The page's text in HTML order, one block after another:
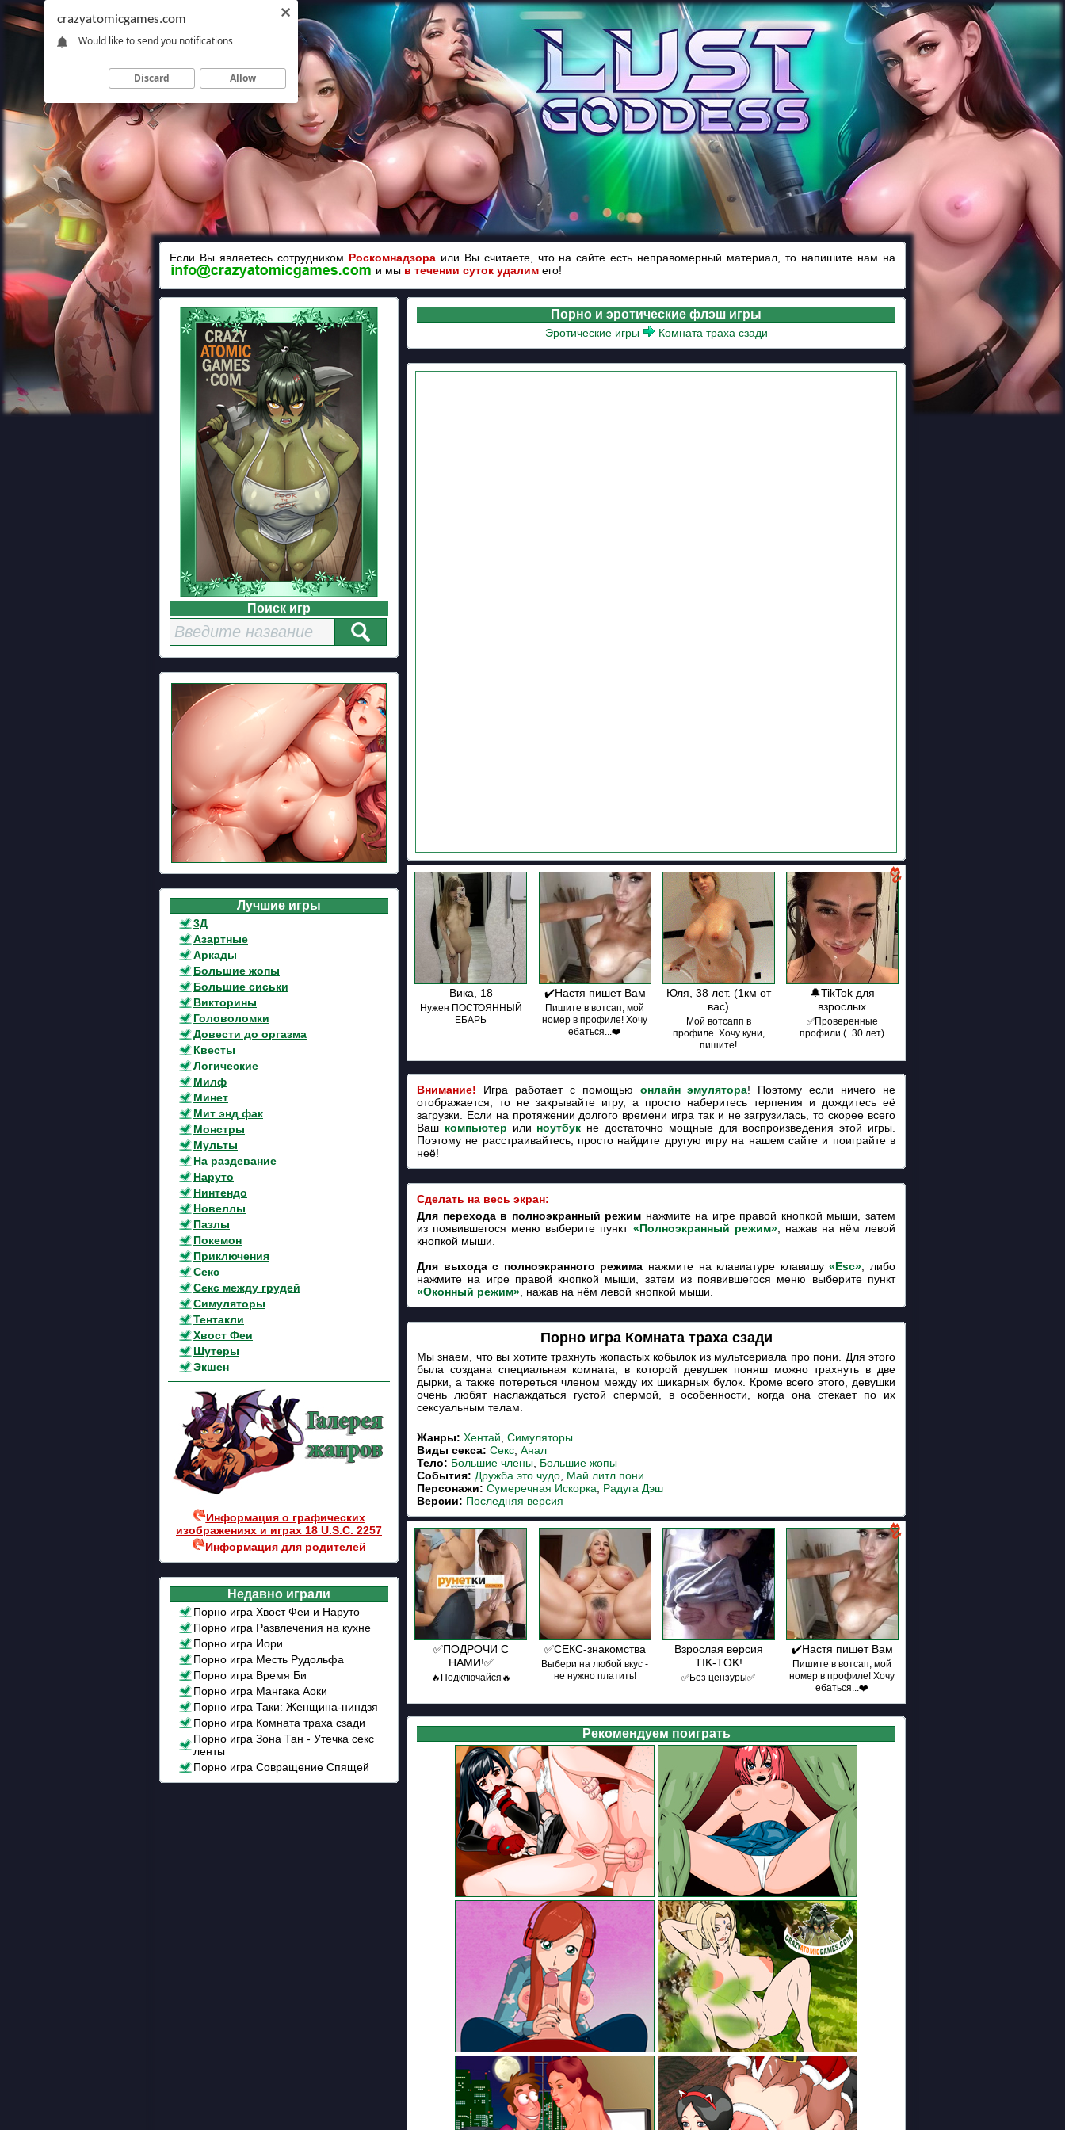
Если Вы являетесь сотрудником Роскомнадзораили Вы считаете, что на сайте есть неправомерный материал, то напишите нам на
и мы в течении суток удалим его!
Поиск игр
Лучшие игры
3Д
Азартные
Аркады
Большие жопы
Большие сиськи
Викторины
Головоломки
Довести до оргазма
Квесты
Логические
Милф
Минет
Мит энд фак
Монстры
Мульты
На раздевание
Наруто
Нинтендо
Новеллы
Пазлы
Покемон
Приключения
Секс
Секс между грудей
Симуляторы
Тентакли
Хвост Феи
Шутеры
Экшен
Информация о графических
изображениях и играх 18 U.S.C. 2257
Информация для родителей
Недавно играли
Порно игра Хвост Феи и Наруто
Порно игра Развлечения на кухне
Порно игра Иори
Порно игра Месть Рудольфа
Порно игра Время Би
Порно игра Мангака Аоки
Порно игра Таки: Женщина-ниндзя
Порно игра Комната траха сзади
Порно игра Зона Тан - Утечка секс
ленты
Порно игра Совращение Спящей
Порно и эротические флэш игры
Эротические игры Комната траха сзади
Вика, 18
Нужен ПОСТОЯННЫЙ
ЕБАРЬ
✔️Настя пишет Вам
Пишите в вотсап, мой
номер в профиле! Хочу
ебаться...❤️
Юля, 38 лет. (1км от
вас)
Мой вотсапп в
профиле. Хочу куни,
пишите!
🔔TikTok для
взрослых
✅Проверенные
профили (+30 лет)
Внимание! Игра работает с помощью онлайн эмулятора! Поэтому если ничего не
отображается, то не закрывайте игру, а просто наберитесь терпения и дождитесь её
загрузки. Если на протяжении долгого времени игра так и не загрузилась, то скорее всего
Ваш компьютер или ноутбук не достаточно мощные для воспроизведения этой игры.
Поэтому не расстраивайтесь, просто найдите другую игру на нашем сайте и поиграйте в
неё!
Сделать на весь экран:
Для перехода в полноэкранный режим нажмите на игре правой кнопкой мыши, затем
из появившегося меню выберите пункт «Полноэкранный режим», нажав на нём левой
кнопкой мыши.
Для выхода с полноэкранного режима нажмите на клавиатуре клавишу«Esc» , либо
нажмите на игре правой кнопкой мыши, затем из появившегося меню выберите пункт
«Оконный режим» , нажав на нём левой кнопкой мыши.
Порно игра Комната траха сзади
Мы знаем, что вы хотите трахнуть жопастых кобылок из мультсериала про пони. Для этого
была создана специальная комната, в которой девушек поняш можно трахнуть в две
дырки, а также потереться членом между их шикарных булок. Кроме всего этого, девушки
очень любят наслаждаться густой спермой, в особенности, когда она стекает по их
сексуальным телам.
Жанры: Хентай Симуляторы
Виды секса: Секс Анал
Тело: Большие члены Большие жопы
События: Дружба это чудо Май литл пони
Персонажи: Сумеречная Искорка
Радуга Дэш
Версии: Последняя версия
✅ПОДРОЧИ С
НАМИ!✅
🔥Подключайся🔥
✅СЕКС-знакомства
Выбери на любой вкус -
не нужно платить!
Взрослая версия
TIK-TOK!
✅Без цензуры✅
✔️Настя пишет Вам
Пишите в вотсап, мой
номер в профиле! Хочу
ебаться...❤️
Рекомендуем поиграть
crazyatomicgames.com
Would like to send you notifications
Discard Allow